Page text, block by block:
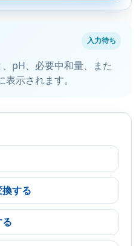
入力待ち
pH、必要中和量、また
示されます。
する